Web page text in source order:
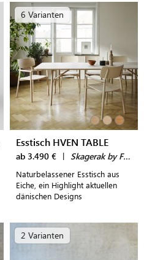
6 Varianten
Esstisch HVEN TABLE
ab 3.490 € | Skagerak by Fritz Hansen
Naturbelassener Esstisch aus
Eiche, ein Highlight aktuellen
dänischen Designs
2 Varianten